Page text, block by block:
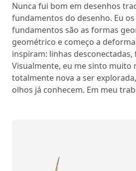
Nunca fui bom em desenhos
fundamentos do desenho. Eu
fundamentos são as formas
geométrico e começo a
inspiram: linhas
Visualmente, eu me sinto
totalmente nova a ser
olhos já conhecem. Em meu